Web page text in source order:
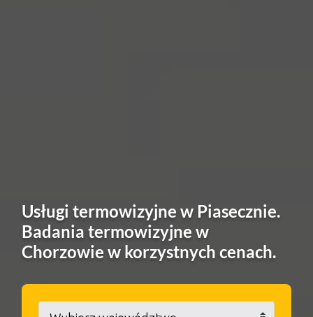
Usługi termowizyjne w Piasecznie.
Badania termowizyjne w
Chorzowie w korzystnych cenach.